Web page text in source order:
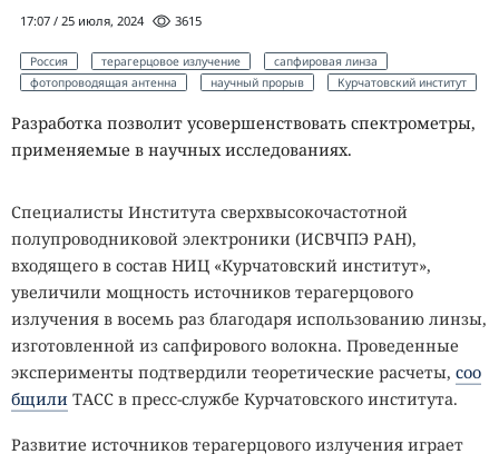
17:07 / 25 июля, 2024 3615
Россия терагерцовое излучение
сапфировая линза
фотопроводящая антенна
научный прорыв Курчатовский институт
Разработка позволит усовершенствовать спектрометры,
применяемые в научных исследованиях.
Специалисты Института сверхвысокочастотной
полупроводниковой электроники (ИСВЧПЭ РАН),
входящего в состав НИЦ «Курчатовский институт»,
увеличили мощность источников терагерцового
излучения в восемь раз благодаря использованию линзы,
изготовленной из сапфирового волокна. Проведенные
эксперименты подтвердили теоретические расчеты, соо
бщили ТАСС в пресс-службе Курчатовского института.
Развитие источников терагерцового излучения играет